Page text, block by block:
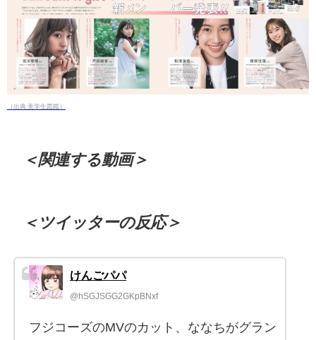
（出典 美学生図鑑）
＜関連する動画＞
＜ツイッターの反応＞
けんごパパ
@hSGJSGG2GKpBNxf
フジコーズのMVのカット、ななちがグラン